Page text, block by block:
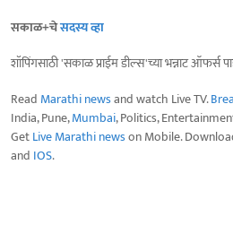
सकाळ+चेसदस्य व्हा
शॉपिंगसाठी 'सकाळ प्राईम डील्स'च्या भन्नाट ऑफर्स
Read Marathi newsand watch Live TV.
India, Pune,Mumbai, Politics,
GetLive Marathi newson Mobile.
and IOS.